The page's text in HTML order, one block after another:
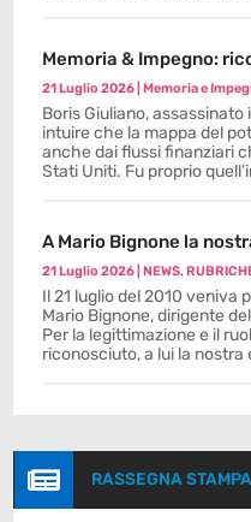
Memoria & Impegno:
21 Luglio 2026 |Memoria e
Boris Giuliano, assassinato
intuire che la mappa del
anche dai flussi finanziari
Stati Uniti. Fu proprio
A Mario Bignone la
21 Luglio 2026 |NEWS,
Il 21 luglio del 2010 veniva
Mario Bignone, dirigente
Per la legittimazione e il
riconosciuto, a lui la
 RASSEGNA STAMPA